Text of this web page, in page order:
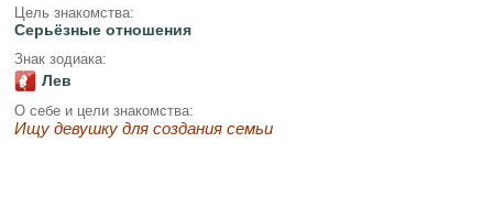
Цель знакомства:
Серьёзные отношения
Знак зодиака:
Лев
О себе и цели знакомства:
Ищу девушку для создания семьи